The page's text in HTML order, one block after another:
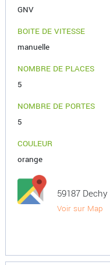
GNV
BOITE DE VITESSE
manuelle
NOMBRE DE PLACES
5
NOMBRE DE PORTES
5
COULEUR
orange
59187 Dechy
Voir sur Map